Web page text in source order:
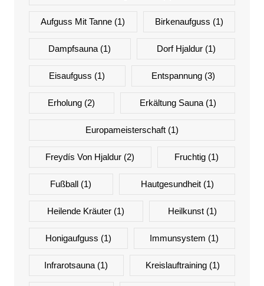
Aufguss Mit Tanne (1) Birkenaufguss (1)
Dampfsauna (1) Dorf Hjaldur(1)
Eisaufguss (1) Entspannung(3)
Erholung (2) Erkältung Sauna(1)
Europameisterschaft(1)
Freydís Von Hjaldur (2) Fruchtig(1)
Fußball (1) Hautgesundheit(1)
Heilende Kräuter (1) Heilkunst(1)
Honigaufguss (1) Immunsystem (1)
Infrarotsauna (1) Kreislauftraining(1)